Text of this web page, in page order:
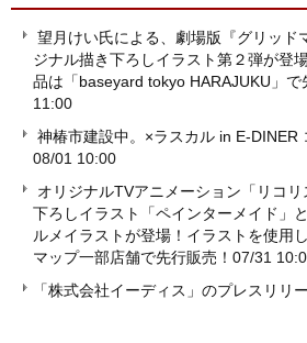
望月けい氏による、劇場版『グリッド
ジナル描き下ろしイラスト第２弾が登
品は「baseyard tokyo HARAJUKU」で
11:00
神椿市建設中。×ラスカル in E-DINER
08/01 10:00
オリジナルTVアニメーション「リコ
下ろしイラスト「ペインターメイド」
ルメイラストが登場！イラストを使用
マップ一部店舗で先行販売！ 07/31
「株式会社イーディス」のプレスリリ